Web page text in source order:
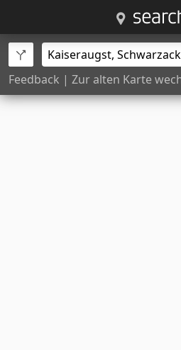
Feedback | Zur alten Karte